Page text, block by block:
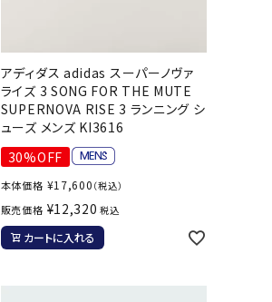
アディダス adidas スーパーノヴァ
ライズ 3 SONG FOR THE MUTE
SUPERNOVA RISE 3 ランニング シ
ューズ メンズ KI3616
30%OFF
本体価格 ¥17,600 （税込）
販売価格 ¥12,320 税込
カートに入れる